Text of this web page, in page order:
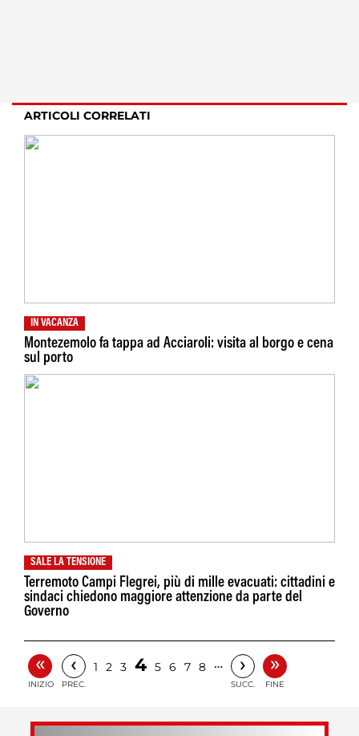
ARTICOLI CORRELATI
IN VACANZA
Montezemolo fa tappa ad Acciaroli: visita al borgo e cena
sul porto
SALE LA TENSIONE
Terremoto Campi Flegrei, più di mille evacuati: cittadini e
sindaci chiedono maggiore attenzione da parte del
Governo
«
INIZIO
‹
PREC.
1 2 3 4 5 6 7 8 … ›
SUCC.
»
FINE